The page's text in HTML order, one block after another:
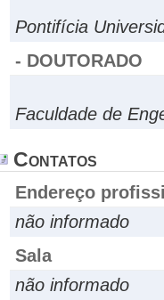
Pontifícia
- DOUTORADO
Faculdade de
Contatos
Endereço
não informado
Sala
não informado